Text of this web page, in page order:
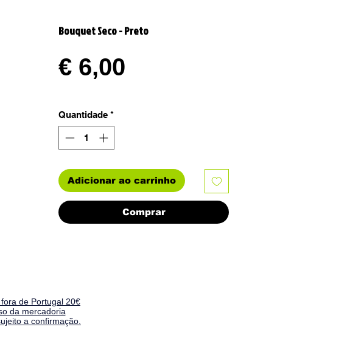
Bouquet Seco - Preto
€ 6,00
Quantidade *
Adicionar ao carrinho
Comprar
de Portugal 20€
da mercadoria
a confirmação.